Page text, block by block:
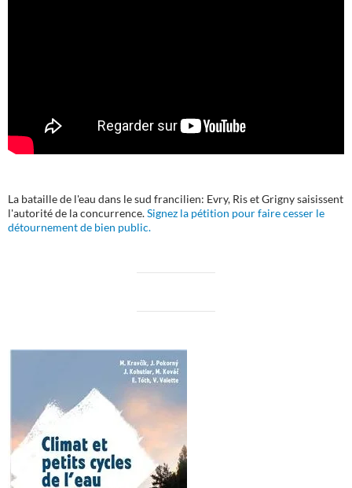
La bataille de l'eau dans le sud francilien: Evry, Ris et Grigny saisissent
l'autorité de la concurrence.Signez la pétition pour faire cesser le
détournement de bien public.